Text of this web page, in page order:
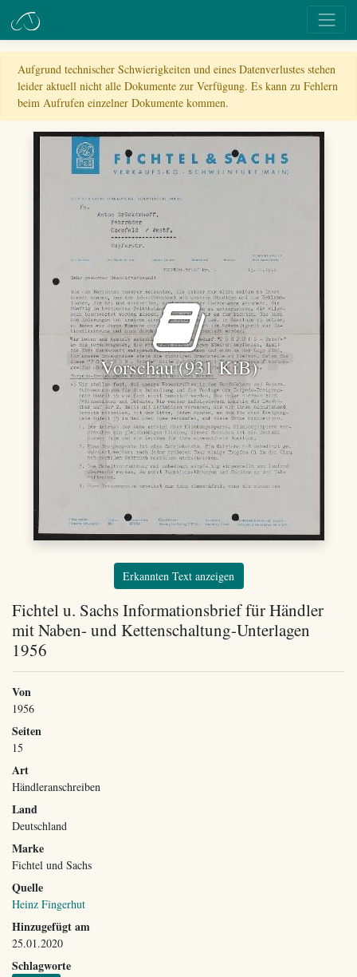
Aufgrund technischer Schwierigkeiten und eines Datenverlustes stehen
leider aktuell nicht alle Dokumente zur Verfügung. Es kann zu Fehlern
beim Aufrufen einzelner Dokumente kommen.
Vorschau (931 KiB)
Erkannten Text anzeigen
Fichtel u. Sachs Informationsbrief für Händler
mit Naben- und Kettenschaltung-Unterlagen
1956
Von
1956
Seiten
15
Art
Händleranschreiben
Land
Deutschland
Marke
Fichtel und Sachs
Quelle
Heinz Fingerhut
Hinzugefügt am
25.01.2020
Schlagworte